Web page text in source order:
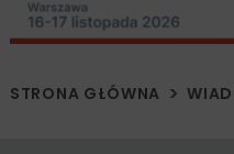
STRONA GŁÓWNA